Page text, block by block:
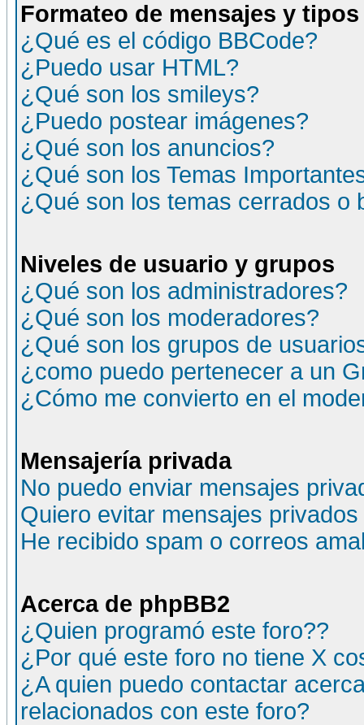
Formateo de mensajes y
¿Qué es el código BBCode?
¿Puedo usar HTML?
¿Qué son los smileys?
¿Puedo postear imágenes?
¿Qué son los anuncios?
¿Qué son los Temas
¿Qué son los temas cerrados o
Niveles de usuario y grupos
¿Qué son los administradores?
¿Qué son los moderadores?
¿Qué son los grupos de
¿como puedo pertenecer a un
¿Cómo me convierto en el
Mensajería privada
No puedo enviar mensajes
Quiero evitar mensajes
He recibido spam o correos
Acerca de phpBB2
¿Quien programó este foro??
¿Por qué este foro no tiene X
¿A quien puedo contactar
relacionados con este foro?